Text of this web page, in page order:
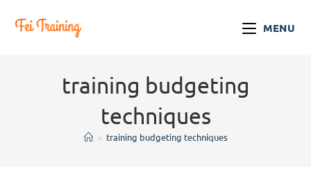
MENU
training budgeting
techniques
> training budgeting techniques